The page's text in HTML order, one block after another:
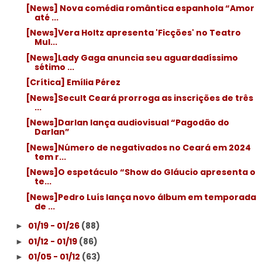
[News] Nova comédia romântica espanhola “Amor
até ...
[News]Vera Holtz apresenta 'Ficções' no Teatro
Mul...
[News]Lady Gaga anuncia seu aguardadíssimo
sétimo ...
[Crítica] Emília Pérez
[News]Secult Ceará prorroga as inscrições de três
...
[News]Darlan lança audiovisual “Pagodão do
Darlan”
[News]Número de negativados no Ceará em 2024
tem r...
[News]O espetáculo “Show do Gláucio apresenta o
te...
[News]Pedro Luís lança novo álbum em temporada
de ...
► 01/19 - 01/26 (88)
► 01/12 - 01/19 (86)
► 01/05 - 01/12 (63)